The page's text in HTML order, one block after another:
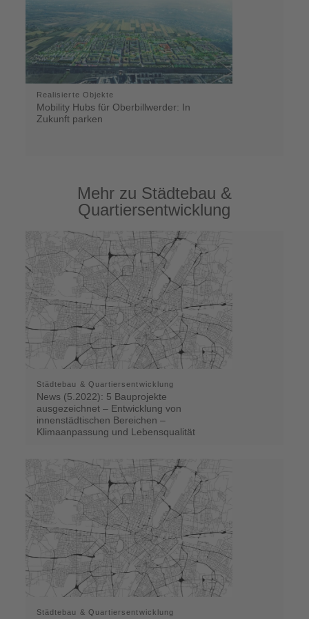
Realisierte Objekte
Mobility Hubs für Oberbillwerder: In
Zukunft parken
Mehr zu Städtebau &
Quartiersentwicklung
Städtebau & Quartiersentwicklung
News (5.2022): 5 Bauprojekte
ausgezeichnet – Entwicklung von
innenstädtischen Bereichen –
Klimaanpassung und Lebensqualität
Städtebau & Quartiersentwicklung